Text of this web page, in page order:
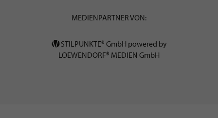
MEDIENPARTNER VON:
STILPUNKTE® GmbH powered by
LOEWENDORF® MEDIEN GmbH